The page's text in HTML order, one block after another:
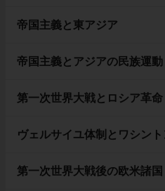
帝国主義と東アジア
帝国主義とアジアの民族運動
第一次世界大戦とロシア革命
ヴェルサイユ体制とワシント
第一次世界大戦後の欧米諸国